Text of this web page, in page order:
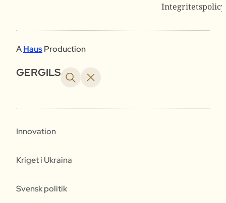
Integritetspolicy
AHausProduction
GERGILS
Innovation
Kriget i Ukraina
Svensk politik